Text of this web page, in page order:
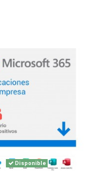
Disponible